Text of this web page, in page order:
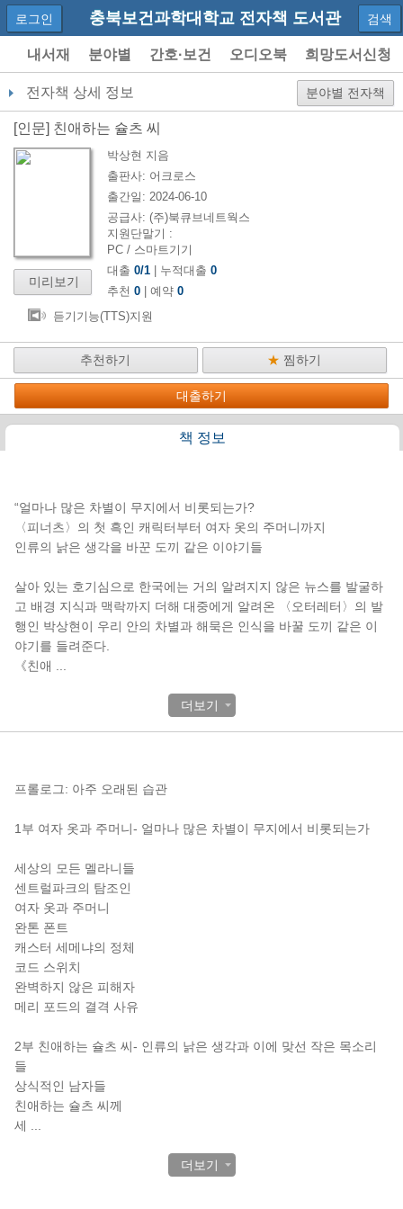
충북보건과학대학교 전자책 도서관
로그인 검색
내서재 분야별 간호·보건 오디오북
희망도서신청
전자책 상세 정보 분야별 전자책
[인문] 친애하는 슐츠 씨
미리보기
박상현 지음
출판사: 어크로스
출간일: 2024-06-10
공급사: (주)북큐브네트웍스
지원단말기 :
PC / 스마트기기
대출 0/1 | 누적대출 0
추천 0 | 예약 0
듣기기능(TTS)지원
추천하기 ★ 찜하기
대출하기
책 정보
“얼마나 많은 차별이 무지에서 비롯되는가?
〈피너츠〉의 첫 흑인 캐릭터부터 여자 옷의 주머니까지
인류의 낡은 생각을 바꾼 도끼 같은 이야기들
살아 있는 호기심으로 한국에는 거의 알려지지 않은 뉴스를 발굴하
고 배경 지식과 맥락까지 더해 대중에게 알려온 〈오터레터〉의 발
행인 박상현이 우리 안의 차별과 해묵은 인식을 바꿀 도끼 같은 이
야기를 들려준다.
《친애
더보기
프롤로그: 아주 오래된 습관
1부 여자 옷과 주머니- 얼마나 많은 차별이 무지에서 비롯되는가
세상의 모든 멜라니들
센트럴파크의 탐조인
여자 옷과 주머니
완톤 폰트
캐스터 세메냐의 정체
코드 스위치
완벽하지 않은 피해자
메리 포드의 결격 사유
2부 친애하는 슐츠 씨- 인류의 낡은 생각과 이에 맞선 작은 목소리
들
상식적인 남자들
친애하는 슐츠 씨께
세
더보기